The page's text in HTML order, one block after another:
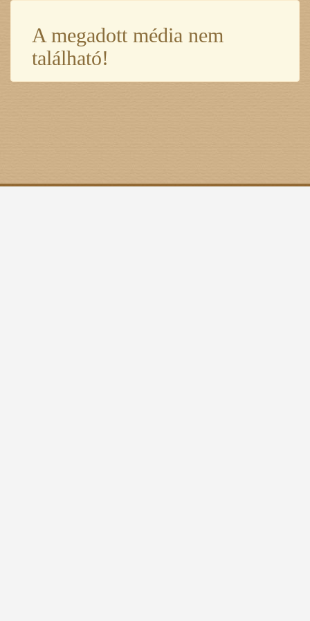
A megadott média nem
található!